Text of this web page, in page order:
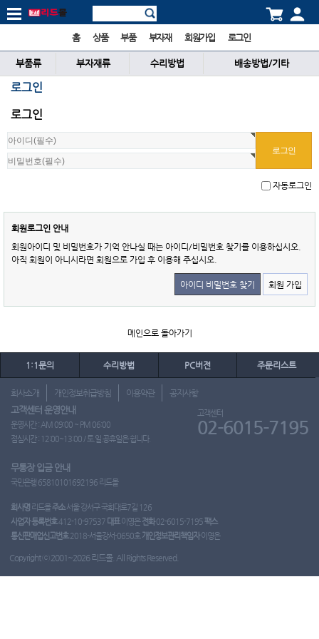
홈 상품 부품 부자재 회원가입 로그인
부품류 부자재류 수리방법 배송방법/기타
로그인
로그인
자동로그인
회원로그인 안내
회원아이디 및 비밀번호가 기억 안나실 때는 아이디/비밀번호 찾기를 이용하십시오.
아직 회원이 아니시라면 회원으로 가입 후 이용해 주십시오.
아이디 비밀번호 찾기 회원 가입
메인으로 돌아가기
1:1문의 수리방법 PC버전 주문리스트
회사소개 개인정보취급방침 이용약관 공지사항
고객센터 운영안내
운영시간 : AM 09:00 ~ PM 06:00
점심시간 : 12:00~13:00 / 토.일.공휴일은 쉽니다.
고객센터
02-6015-7195
무통장 입금 안내
국민은행 65810101692196 리드몰
회사명 리드몰주소서울 강서구 국회대로7길 126
사업자 등록번호412-10-97537 대표이영은 전화02-6015-7195팩스
통신판매업신고번호2018-서울강서-0650호 개인정보관리책임자이영은
Copyright ⓒ 2001~2026 리드몰. All Rights Reserved.